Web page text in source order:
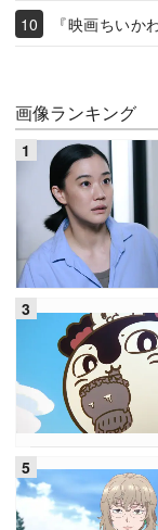
『映画ちいか
画像ランキング